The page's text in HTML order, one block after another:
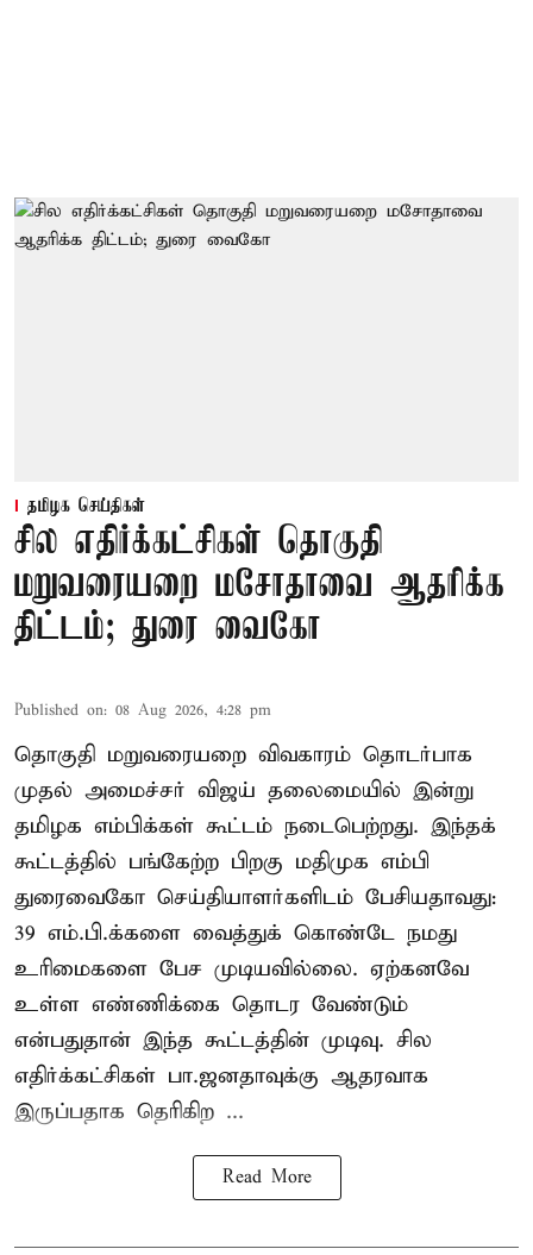
தமிழக செய்திகள்
சில எதிர்க்கட்சிகள் தொகுதி
மறுவரையறை மசோதாவை ஆதரிக்க
திட்டம்; துரை வைகோ
Published on: 08 Aug 2026, 4:28 pm
தொகுதி மறுவரையறை விவகாரம் தொடர்பாக
முதல் அமைச்சர் விஜய் தலைமையில் இன்று
தமிழக எம்பிக்கள் கூட்டம் நடைபெற்றது. இந்தக்
கூட்டத்தில் பங்கேற்ற பிறகு மதிமுக எம்பி
துரைவைகோ செய்தியாளர்களிடம் பேசியதாவது:
39 எம்.பி.க்களை வைத்துக் கொண்டே நமது
உரிமைகளை பேச முடியவில்லை. ஏற்கனவே
உள்ள எண்ணிக்கை தொடர வேண்டும்
என்பதுதான் இந்த கூட்டத்தின் முடிவு. சில
எதிர்க்கட்சிகள் பா.ஜனதாவுக்கு ஆதரவாக
இருப்பதாக தெரிகிற ...
Read More